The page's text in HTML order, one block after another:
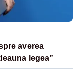
averea
legea”